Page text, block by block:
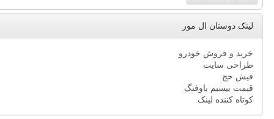
لینک دوستان ال مور
خرید و فروش خودرو
طراحی سایت
فیش حج
قیمت بیسیم باوفنگ
کوتاه کننده لینک